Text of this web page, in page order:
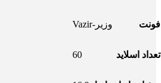
فونت وزیر-Vazir
تعداد اسلاید 60